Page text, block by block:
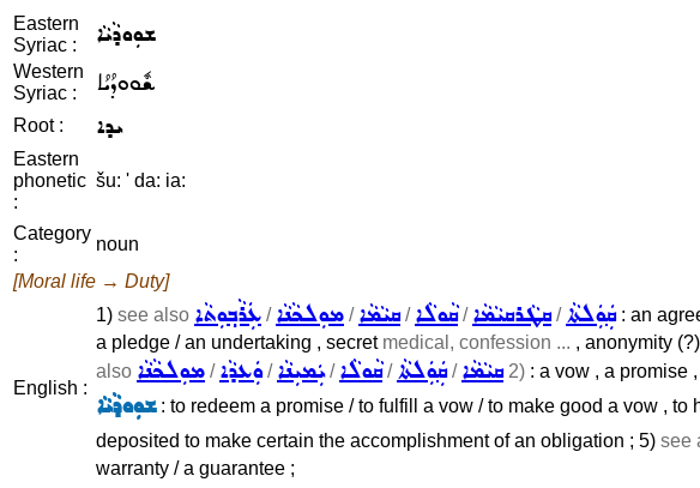
Eastern
Syriac :
ܫܘܼܘܕܵܝܵܐ
Western
Syriac :
ܫܽܘܘܕܳܝܳܐ
Root : ܝܕܐ
Eastern
phonetic
:
šu: ' da: ia:
Category
:
noun
[Moral life → Duty]
English :
1) see also ܥܲܪܵܒ݂ܘܼܬܵܐ /ܡܘܼܠܟܵܢܵܐ /ܩܝܵܡܵܐ/ܩܵܘܠܵܐ/ܩܛܵܪܩܝܵܡܵܐ/ܩܲܘܲܠܬܵܐ: an
a pledge / an undertaking , secret medical, confession ... , anonymity
also ܡܘܼܠܟܵܢܵܐ /ܘܲܥܕܵܐ/ܝܲܡܝܼܢܵܐ/ܩܵܘܠܵܐ/ܩܲܘܲܠܬܵܐ/ܩܝܵܡܵܐ2) : a vow , a promise
ܫܘܼܘܕܵܝܵܐ: to redeem a promise / to fulfill a vow / to make good a vow , to
deposited to make certain the accomplishment of an obligation ; 5) see
warranty / a guarantee ;